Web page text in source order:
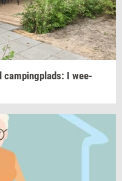
cam­ping­plads: I we­e­